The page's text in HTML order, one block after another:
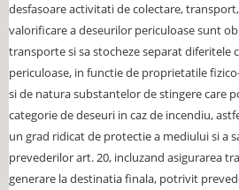
desfasoare activitati de colectare,
valorificare a deseurilor periculoase sunt
transporte si sa stocheze separat diferitele
periculoase, in functie de proprietatile
si de natura substantelor de stingere care
categorie de deseuri in caz de incendiu,
un grad ridicat de protectie a mediului si a
prevederilor art. 20, incluzand asigurarea
generare la destinatia finala, potrivit